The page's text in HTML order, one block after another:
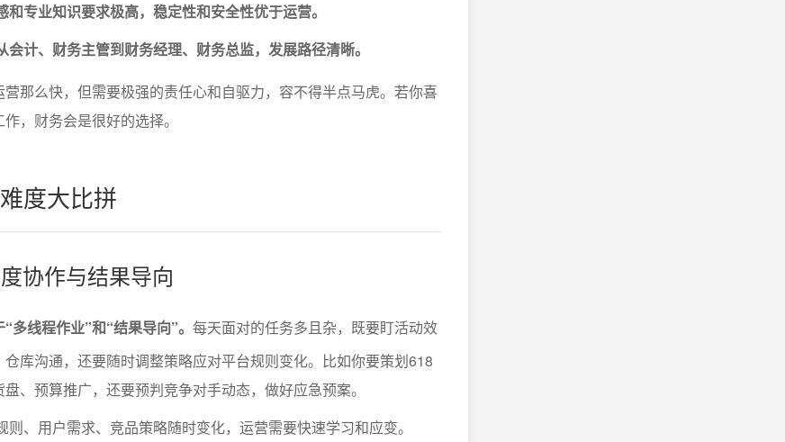
和专业知识要求极高，稳定性和安全性优于运营。
会计、财务主管到财务经理、财务总监，发展路径清晰。
那么快，但需要极强的责任心和自驱力，容不得半点马虎。若你喜
，财务会是很好的选择。
度大比拼
协作与结果导向
多线程作业”和“结果导向”。 每天面对的任务多且杂，既要盯活动效
库沟通，还要随时调整策略应对平台规则变化。比如你要策划618
、预算推广，还要预判竞争对手动态，做好应急预案。
则、用户需求、竞品策略随时变化，运营需要快速学习和应变。